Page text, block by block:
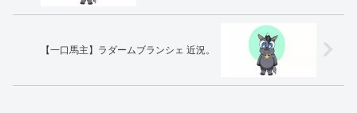
【一口馬主】ラダームブランシェ 近況。